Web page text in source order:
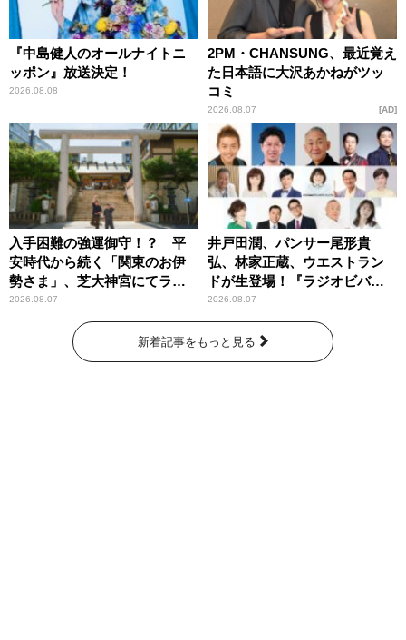
『中島健人のオールナイトニ
ッポン』放送決定！
2026.08.08
2PM・CHANSUNG、最近覚え
た日本語に大沢あかねがツッ
コミ
2026.08.07 AD
入手困難の強運御守！？ 平
安時代から続く「関東のお伊
勢さま」、芝大神宮にてラン
パンプスが合格祈願！
2026.08.07
井戸田潤、パンサー尾形貴
弘、林家正蔵、ウエストラン
ドが生登場！『ラジオビバリ
ー昼ズ』
2026.08.07
新着記事をもっと見る